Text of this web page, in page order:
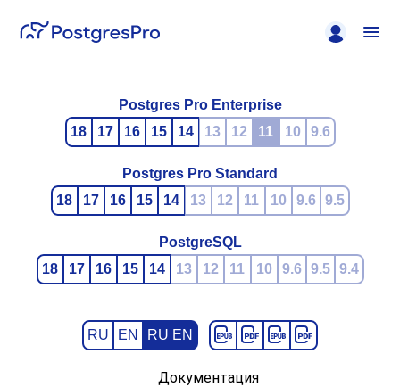
Postgres Pro Enterprise
18
17 16 15 14 13 12 11 10 9.6
Postgres Pro Standard
18
17 16 15 14 13 12 11 10 9.6 9.5
PostgreSQL
18
17 16 15 14 13 12 11 10 9.6 9.5 9.4
RU EN RU EN
Документация